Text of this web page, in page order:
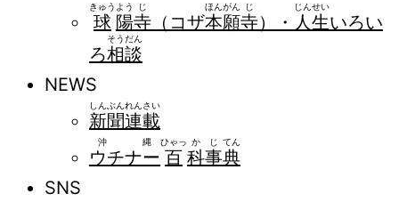
球
きゅう
陽
よう
寺
じ
（コザ本
ほん
願
がん
寺
じ
）・ 人
じん
生
せい
いろい
ろ相
そう
談
だん
NEWS
新
しん
聞
ぶん
連
れん
載
さい
ウチナー
沖縄
百
ひゃっ
科
か
事
じ
典
てん
SNS